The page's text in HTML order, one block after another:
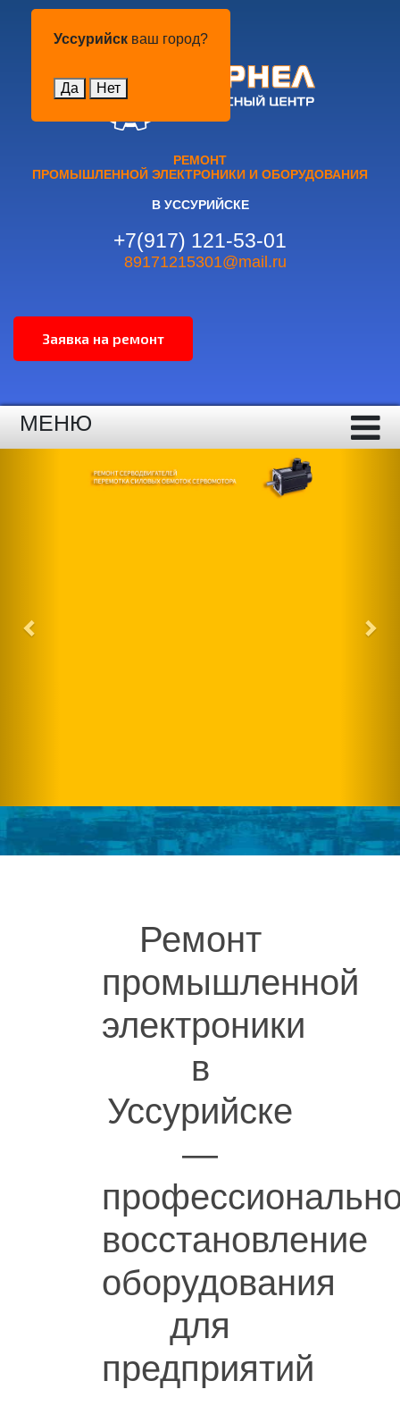
Уссурийск ваш город?
Да Нет
РЕМОНТ
ПРОМЫШЛЕННОЙ ЭЛЕКТРОНИКИ И ОБОРУДОВАНИЯ
В УССУРИЙСКЕ
+7(917) 121-53-01
89171215301@mail.ru
МЕНЮ
Ремонт
промышленной
электроники
в
Уссурийске
—
восстановление
оборудования
для
предприятий